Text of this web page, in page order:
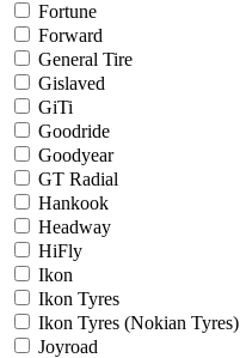
Fortune
Forward
General Tire
Gislaved
GiTi
Goodride
Goodyear
GT Radial
Hankook
Headway
HiFly
Ikon
Ikon Tyres
Ikon Tyres (Nokian Tyres)
Joyroad